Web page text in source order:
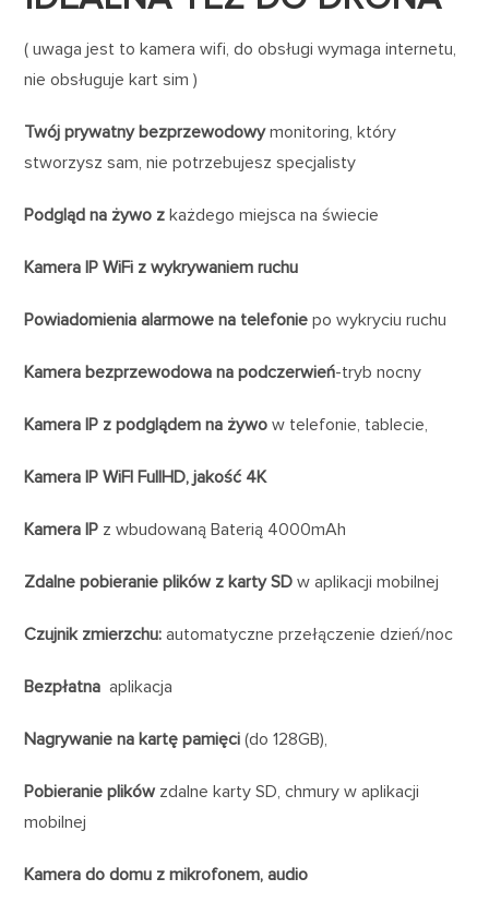
( uwaga jest to kamera wifi, do obsługi wymaga internetu,
nie obsługuje kart sim )
Twój prywatny bezprzewodowymonitoring, który
stworzysz sam, nie potrzebujesz specjalisty
Podgląd na żywo z każdego miejsca na świecie
Kamera IP WiFi z wykrywaniem ruchu
Powiadomienia alarmowe na telefonie po wykryciu ruchu
Kamera bezprzewodowa na podczerwień-tryb nocny
Kamera IP z podglądem na żywo w telefonie, tablecie,
Kamera IP WiFI FullHD, jakość 4K
Kamera IP z wbudowaną Baterią 4000mAh
Zdalne pobieranie plików z karty SDw aplikacji mobilnej
Czujnik zmierzchu: automatyczne przełączenie dzień/noc
Bezpłatna aplikacja
Nagrywanie na kartę pamięci (do 128GB),
Pobieranie plikówzdalne karty SD, chmury w aplikacji
mobilnej
Kamera do domu z mikrofonem, audio